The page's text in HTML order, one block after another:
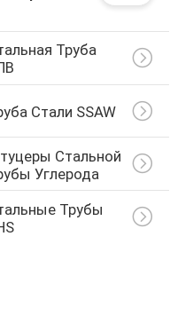
Труба
Стали SSAW
Стальной
Углерода
Трубы